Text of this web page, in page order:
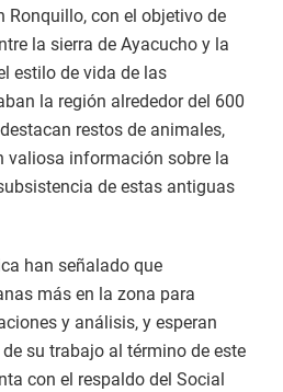
Ronquillo, con el objetivo de
la sierra de Ayacucho y la
estilo de vida de las
la región alrededor del 600
restos de animales,
valiosa información sobre la
de estas antiguas
han señalado que
más en la zona para
y análisis, y esperan
su trabajo al término de este
con el respaldo del Social